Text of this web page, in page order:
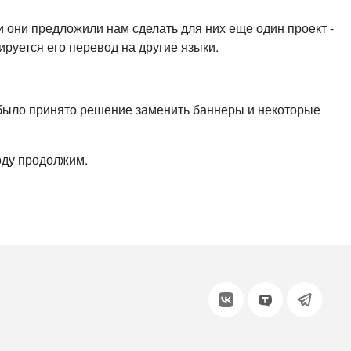
предложили нам сделать для них еще один проект -
его перевод на другие языки.
принято решение заменить баннеры и некоторые
продолжим.